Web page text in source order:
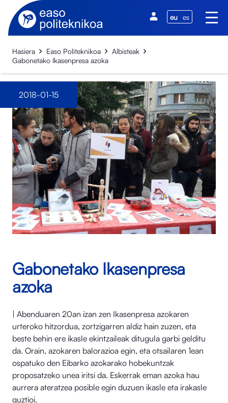
eu es
Hasiera Easo Politeknikoa
Albisteak
Gabonetako Ikasenpresa azoka
2018-01-15
Gabonetako Ikasenpresa
azoka
| Abenduaren 20an izan zen Ikasenpresa azokaren
urteroko hitzordua, zortzigarren aldiz hain zuzen, eta
beste behin ere ikasle ekintzaileak ditugula garbi gelditu
da. Orain, azokaren balorazioa egin, eta otsailaren 1ean
ospatuko den Eibarko azokarako hobekuntzak
proposatzeko unea iritsi da. Eskerrak eman azoka hau
aurrera ateratzea posible egin duzuen ikasle eta irakasle
guztioi.